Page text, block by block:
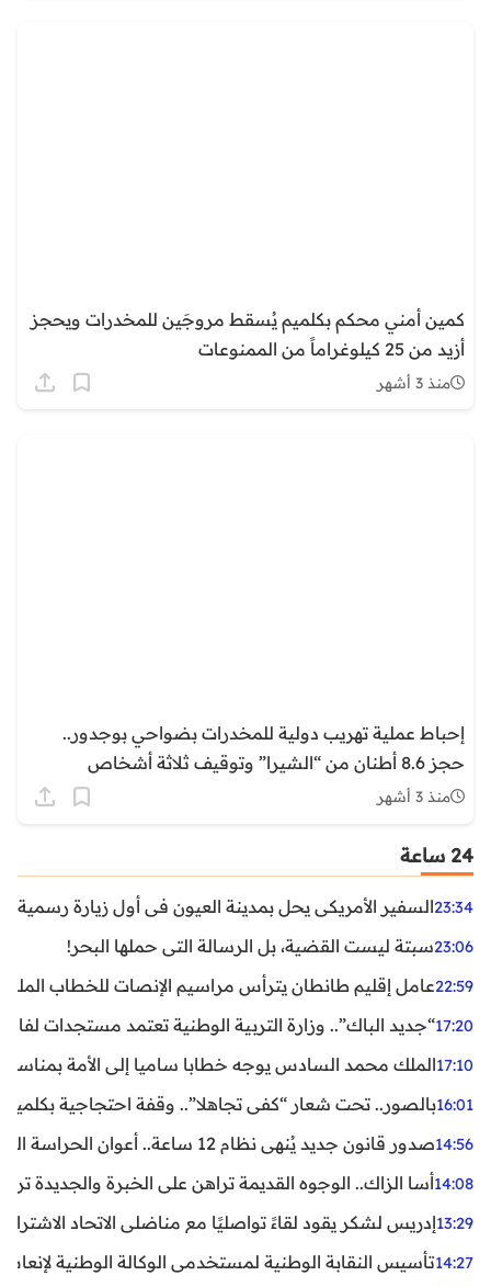
كمين أمني محكم بكلميم يُسقط مروجَين للمخدرات ويحجز
أزيد من 25 كيلوغراماً من الممنوعات
منذ 3 أشهر
إحباط عملية تهريب دولية للمخدرات بضواحي بوجدور..
حجز 8.6 أطنان من “الشيرا” وتوقيف ثلاثة أشخاص
منذ 3 أشهر
24 ساعة
23:34السفير الأمريكي يحل بمدينة العيون في أول زيارة رسمية
23:06سبتة ليست القضية، بل الرسالة التي حملها البحر!
22:59عامل إقليم طانطان يترأس مراسيم الإنصات للخطاب
17:20“جديد الباك”.. وزارة التربية الوطنية تعتمد مستجدات
17:10الملك محمد السادس يوجه خطابا ساميا إلى الأمة بمناسبة الذكرى الـ27
16:01بالصور.. تحت شعار “كفى تجاهلا”.. وقفة احتجاجية بكلميم
14:56صدور قانون جديد يُنهي نظام 12 ساعة.. أعوان الحراسة الخاصة يستفيدون من المدة القانونية للشغل
14:08أسا الزاك.. الوجوه القديمة تراهن على الخبرة والجديدة
13:29إدريس لشكر يقود لقاءً تواصليًا مع مناضلي الاتحاد
14:27تأسيس النقابة الوطنية لمستخدمي الوكالة الوطنية